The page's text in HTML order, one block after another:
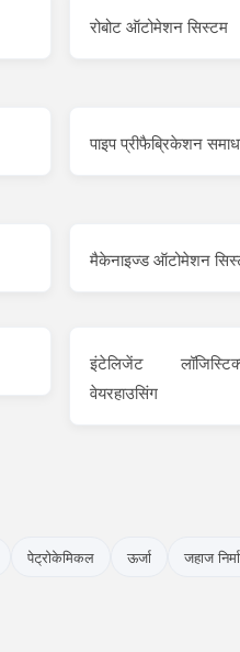
रोबोट ऑटोमेशन सिस्टम
पाइप प्रीफैब्रिकेशन
मैकेनाइज्ड ऑटोमेशन
इंटेलिजेंट
वेयरहाउसिंग
पेट्रोकेमिकल ऊर्जा जहाज